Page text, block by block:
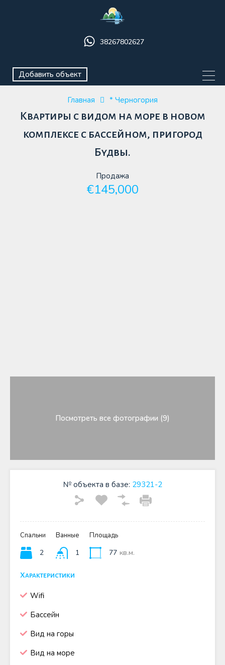
38267802627
Добавить объект
Главная * Черногория
Квартиры с видом на море в новом
комплексе с бассейном, пригород
Будвы.
Продажа
€145,000
Посмотреть все фотографии (9)
№ объекта в базе: 29321-2
Спальни
2
Ванные
1
Площадь
77 кв.м.
Характеристики
Wifi
Бассейн
Вид на горы
Вид на море